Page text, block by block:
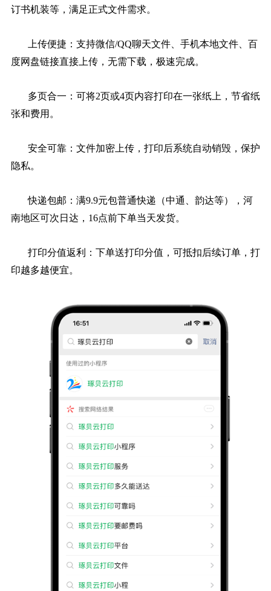
订书机装等，满足正式文件需求。
上传便捷：支持微信/QQ聊天文件、手机本地文件、百
度网盘链接直接上传，无需下载，极速完成。
多页合一：可将2页或4页内容打印在一张纸上，节省纸
张和费用。
安全可靠：文件加密上传，打印后系统自动销毁，保护
隐私。
快递包邮：满9.9元包普通快递（中通、韵达等），河
南地区可次日达，16点前下单当天发货。
打印分值返利：下单送打印分值，可抵扣后续订单，打
印越多越便宜。